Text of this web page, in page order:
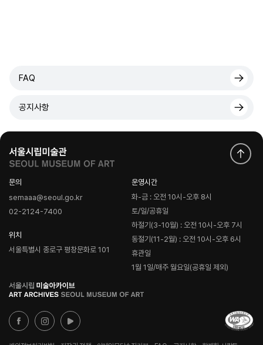
FAQ
공지사항
문의
semaaa@seoul.go.kr
02-2124-7400
위치
서울특별시 종로구 평창문화로 101
운영시간
화-금 : 오전 10시-오후 8시
토/일/공휴일
하절기(3-10월) : 오전 10시-오후 7시
동절기(11-2월) : 오전 10시-오후 6시
휴관일
1월 1일/매주 월요일(공휴일 제외)
로
고